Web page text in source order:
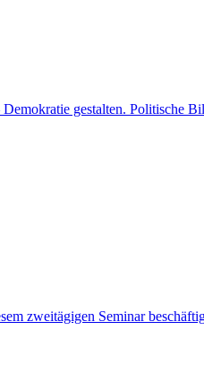
gestalten. Politische
zweitägigen Seminar